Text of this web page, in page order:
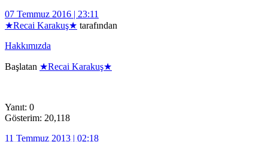
07 Temmuz 2016 | 23:11
★Recai Karakuş★ tarafından
Hakkımızda
Başlatan ★Recai Karakuş★
Yanıt: 0
Gösterim: 20,118
11 Temmuz 2013 | 02:18